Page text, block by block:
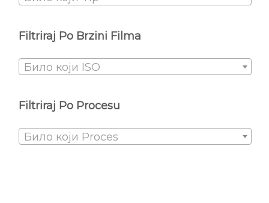
Filtriraj Po Brzini Filma
Било који ISO
Filtriraj Po Procesu
Било који Proces